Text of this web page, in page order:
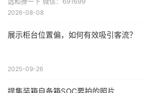
2026-08-08
展示柜台位置偏，如何有效吸引客流？
2025-09-26